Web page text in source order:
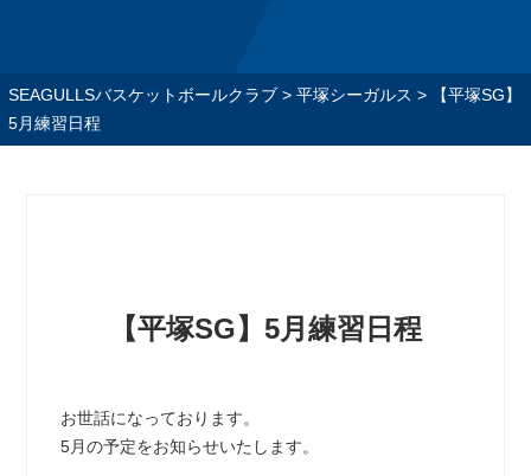
SEAGULLSバスケットボールクラブ> 平塚シーガルス >
【平塚SG】
5月練習日程
【平塚SG】5月練習日程
お世話になっております。
5月の予定をお知らせいたします。